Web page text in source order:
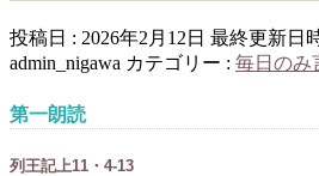
投稿日 : 2026年2月12日 最終更新日
admin_nigawa カテゴリー : 毎日のみ
第一朗読
列王記上11・4-13